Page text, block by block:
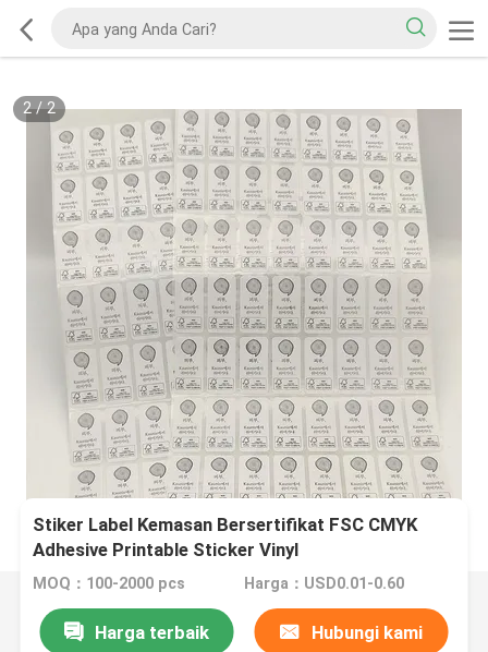
2/2
Stiker Label Kemasan Bersertifikat FSC CMYK
Adhesive Printable Sticker Vinyl
MOQ：100-2000 pcs Harga：USD0.01-0.60
Harga terbaik Hubungi kami